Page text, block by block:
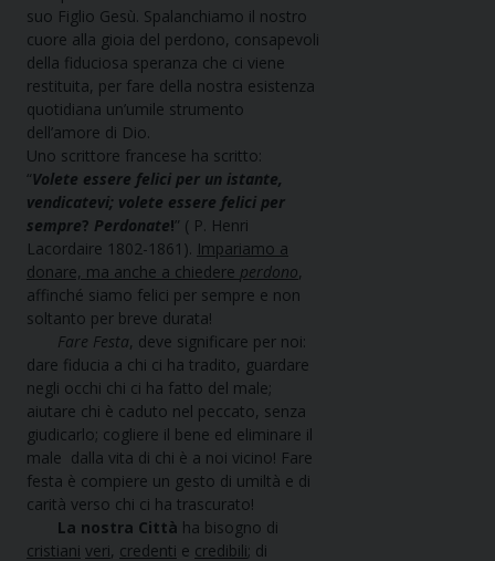
suo Figlio Gesù. Spalanchiamo il nostro
cuore alla gioia del perdono, consapevoli
della fiduciosa speranza che ci viene
restituita, per fare della nostra esistenza
quotidiana un’umile strumento
dell’amore di Dio.
Uno scrittore francese ha scritto:
“Volete essere felici per un istante,
vendicatevi; volete essere felici per
sempre? Perdonate!” ( P. Henri
Lacordaire 1802-1861). Impariamo a
donare, ma anche a chiedere perdono,
affinché siamo felici per sempre e non
soltanto per breve durata!
Fare Festa, deve significare per noi:
dare fiducia a chi ci ha tradito, guardare
negli occhi chi ci ha fatto del male;
aiutare chi è caduto nel peccato, senza
giudicarlo; cogliere il bene ed eliminare il
male dalla vita di chi è a noi vicino! Fare
festa è compiere un gesto di umiltà e di
carità verso chi ci ha trascurato!
La nostra Città ha bisogno di
cristiani veri, credenti e credibili; di